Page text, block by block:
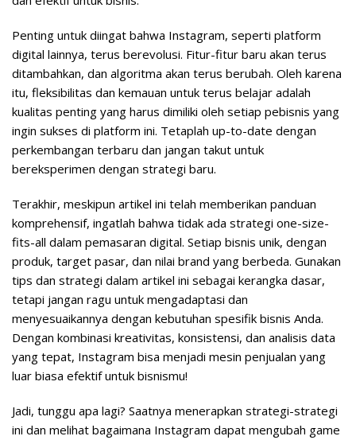
Penting untuk diingat bahwa Instagram, seperti platform
digital lainnya, terus berevolusi. Fitur-fitur baru akan terus
ditambahkan, dan algoritma akan terus berubah. Oleh karena
itu, fleksibilitas dan kemauan untuk terus belajar adalah
kualitas penting yang harus dimiliki oleh setiap pebisnis yang
ingin sukses di platform ini. Tetaplah up-to-date dengan
perkembangan terbaru dan jangan takut untuk
bereksperimen dengan strategi baru.
Terakhir, meskipun artikel ini telah memberikan panduan
komprehensif, ingatlah bahwa tidak ada strategi one-size-
fits-all dalam pemasaran digital. Setiap bisnis unik, dengan
produk, target pasar, dan nilai brand yang berbeda. Gunakan
tips dan strategi dalam artikel ini sebagai kerangka dasar,
tetapi jangan ragu untuk mengadaptasi dan
menyesuaikannya dengan kebutuhan spesifik bisnis Anda.
Dengan kombinasi kreativitas, konsistensi, dan analisis data
yang tepat, Instagram bisa menjadi mesin penjualan yang
luar biasa efektif untuk bisnismu!
Jadi, tunggu apa lagi? Saatnya menerapkan strategi-strategi
ini dan melihat bagaimana Instagram dapat mengubah game